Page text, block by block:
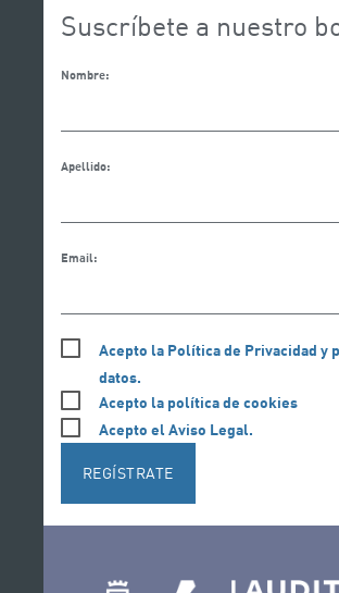
Suscríbete a nuestro
Nombre:
Apellido:
Email:
Acepto la Política de Privacidad y
datos.
Acepto la política de cookies
Acepto el Aviso Legal.
REGÍSTRATE